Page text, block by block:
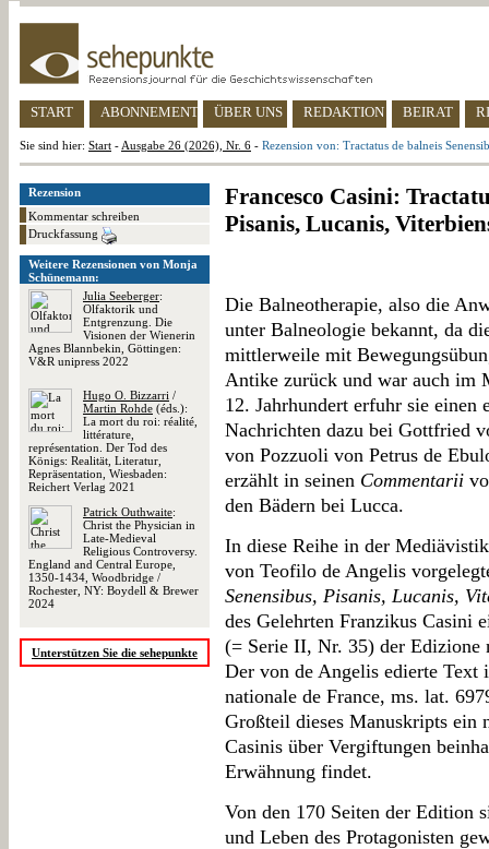
START ABONNEMENT ÜBER UNS REDAKTION BEIRAT
Sie sind hier: Start - Ausgabe 26 (2026), Nr. 6 - Rezension von: Tractatus de balneis
Rezension
Kommentar schreiben
Druckfassung
Weitere Rezensionen von Monja
Schünemann:
Julia Seeberger:
Olfaktorik und
Entgrenzung. Die
Visionen der Wienerin
Agnes Blannbekin, Göttingen:
V&R unipress 2022
Hugo O. Bizzarri /
Martin Rohde (éds.):
La mort du roi: réalité,
littérature,
représentation. Der Tod des
Königs: Realität, Literatur,
Repräsentation, Wiesbaden:
Reichert Verlag 2021
Patrick Outhwaite:
Christ the Physician in
Late-Medieval
Religious Controversy.
England and Central Europe,
1350-1434, Woodbridge /
Rochester, NY: Boydell & Brewer
2024
Unterstützen Sie die sehepunkte
Francesco Casini:
Pisanis, Lucanis,
Die Balneotherapie, also die
unter Balneologie bekannt, da
mittlerweile mit
Antike zurück und war auch im
12. Jahrhundert erfuhr sie
Nachrichten dazu bei Gottfried
von Pozzuoli von Petrus de
erzählt in seinen Commentarii
den Bädern bei Lucca.
In diese Reihe in der
von Teofilo de Angelis
Senensibus, Pisanis, Lucanis,
des Gelehrten Franzikus Casini
(= Serie II, Nr. 35) der Edizione
Der von de Angelis edierte
nationale de France, ms. lat.
Großteil dieses Manuskripts ein
Casinis über Vergiftungen
Erwähnung findet.
Von den 170 Seiten der Edition
und Leben des Protagonisten